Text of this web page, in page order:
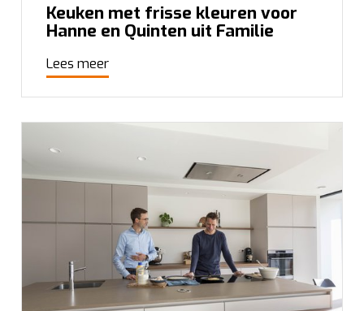
Keuken met frisse kleuren voor
Hanne en Quinten uit Familie
Lees meer